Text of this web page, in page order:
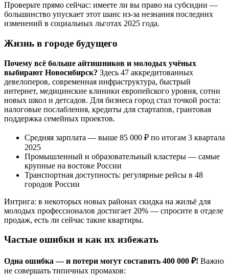
Проверьте прямо сейчас: имеете ли вы право на субсидии —
большинство упускает этот шанс из-за незнания последних
изменений в социальных льготах 2025 года.
Жизнь в городе будущего
Почему всё больше айтишников и молодых учёных
выбирают Новосибирск? Здесь 47 аккредитованных
девелоперов, современная инфраструктура, быстрый
интернет, медицинские клиники европейского уровня, сотни
новых школ и детсадов. Для бизнеса город стал точкой роста:
налоговые послабления, кредиты для стартапов, грантовая
поддержка семейных проектов.
Средняя зарплата — выше 85 000 ₽ по итогам 3 квартала
2025
Промышленный и образовательный кластеры — самые
крупные на востоке России
Транспортная доступность: регулярные рейсы в 48
городов России
Интрига: в некоторых новых районах скидка на жильё для
молодых профессионалов достигает 20% — спросите в отделе
продаж, есть ли сейчас такие квартиры.
Частые ошибки и как их избежать
Одна ошибка — и потери могут составить 400 000 ₽! Важно
не совершать типичных промахов: